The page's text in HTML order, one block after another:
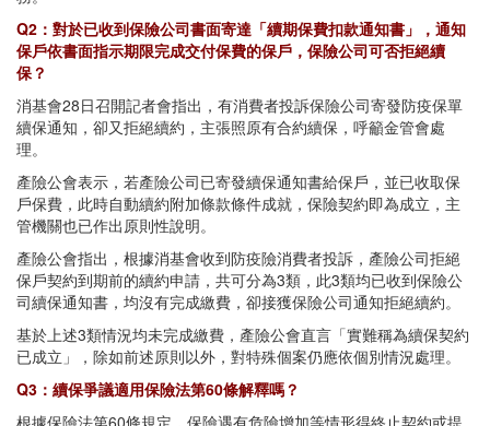
Q2：對於已收到保險公司書面寄達「續期保費扣款通知書」，通知
保戶依書面指示期限完成交付保費的保戶，保險公司可否拒絕續
保？
消基會28日召開記者會指出，有消費者投訴保險公司寄發防疫保單
續保通知，卻又拒絕續約，主張照原有合約續保，呼籲金管會處
理。
產險公會表示，若產險公司已寄發續保通知書給保戶，並已收取保
戶保費，此時自動續約附加條款條件成就，保險契約即為成立，主
管機關也已作出原則性說明。
產險公會指出，根據消基會收到防疫險消費者投訴，產險公司拒絕
保戶契約到期前的續約申請，共可分為3類，此3類均已收到保險公
司續保通知書，均沒有完成繳費，卻接獲保險公司通知拒絕續約。
基於上述3類情況均未完成繳費，產險公會直言「實難稱為續保契約
已成立」，除如前述原則以外，對特殊個案仍應依個別情況處理。
Q3：續保爭議適用保險法第60條解釋嗎？